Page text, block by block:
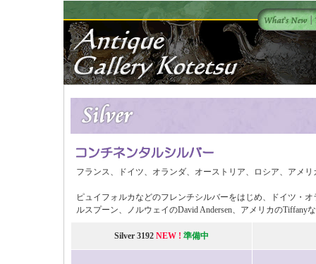
フランス、ドイツ、オランダ、オーストリア、ロシア、アメ
ピュイフォルカなどのフレンチシルバーをはじめ、ドイツ・
ルスプーン、ノルウェイのDavid Andersen、アメリカのTiffany
Silver 3192 NEW ! 準備中